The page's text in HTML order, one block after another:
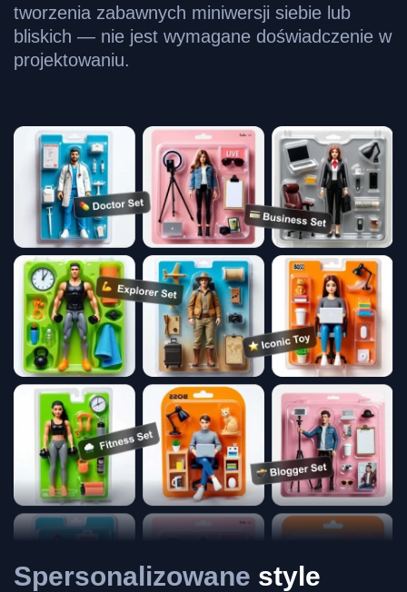
tworzenia zabawnych miniwersji siebie lub
bliskich — nie jest wymagane doświadczenie w
projektowaniu.
Spersonalizowane style